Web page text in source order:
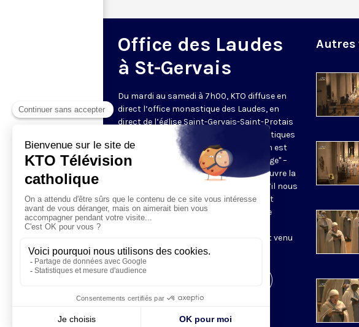
Office des Laudes
à St-Gervais
Du mardi au samedi à 7h00, KTO diffuse en
direct l’office monastique des Laudes, en
direct de l’église Saint-Gervais-Saint-Protais
(Paris IVe), avec les Fraternités Monastiques
de Jérusalem. Les Laudes – dont le nom est
dérivé du terme latin qui signifie "louange" –
sont d’abord la prière de louange qui ouvre la
journée pour remercier Dieu du don qu’il nous
fait de ce jour nouveau, et le placer tout
entier sous son regard. Mais son heure
Résurrection du Seigneur, "soleil levant venu
nous visiter" (Lc 1,28).
Autres